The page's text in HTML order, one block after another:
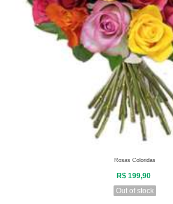
Rosas Coloridas
R$ 199,90
Out of stock